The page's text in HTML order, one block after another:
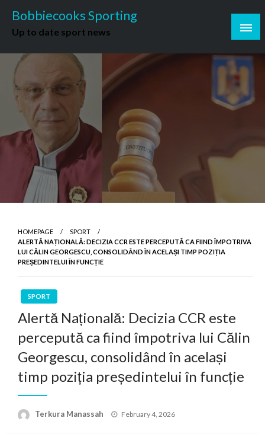
content
Bobbiecooks Sporting
Up to date sport news
HOMEPAGE
SPORT
ALERTĂ NAȚIONALĂ: DECIZIA CCR ESTE PERCEPUTĂ CA FIIND ÎMPOTRIVA
LUI CĂLIN GEORGESCU, CONSOLIDÂND ÎN ACELAȘI TIMP POZIȚIA
PREȘEDINTELUI ÎN FUNCȚIE
SPORT
Alertă Națională: Decizia CCR este
percepută ca fiind împotriva lui Călin
Georgescu, consolidând în același
timp poziția președintelui în funcție
Terkura Manassah
Posted
February 4, 2026